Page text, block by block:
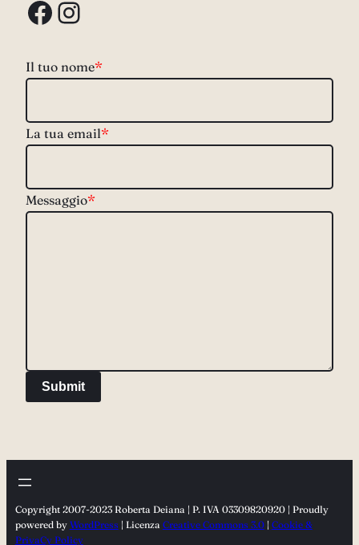
Facebook
Instagram
Il tuo nome*
La tua email*
Messaggio*
Submit
Copyright 2007-2023 Roberta Deiana | P. IVA 03309820920 | Proudly
powered by WordPress | Licenza Creative Commons 3.0| Cookie &
PrivaCy Policy